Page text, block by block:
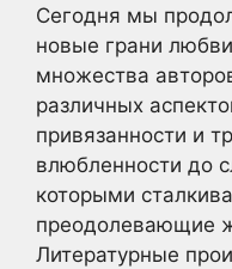
Сегодня мы
новые грани
множества
различных
привязанности и
влюбленности до
которыми
преодолевающие
Литературные